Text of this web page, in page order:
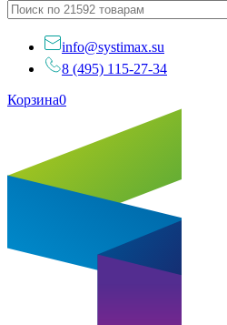
info@systimax.su
8 (495) 115-27-34
Корзина0